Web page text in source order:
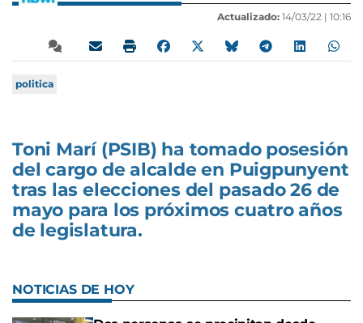
Actualizado: 14/03/22 | 10:16
politica
Toni Marí (PSIB) ha tomado posesión
del cargo de alcalde en Puigpunyent
tras las elecciones del pasado 26 de
mayo para los próximos cuatro años
de legislatura.
NOTICIAS DE HOY